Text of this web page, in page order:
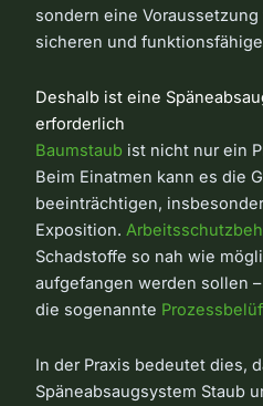
sondern eine
sicheren und
Deshalb ist eine
erforderlich
Baumstaub ist nicht nur ein
Beim Einatmen kann es die
beeinträchtigen,
Exposition.
Schadstoffe so nah wie
aufgefangen werden sollen
die sogenannte
In der Praxis bedeutet dies,
Späneabsaugsystem Staub